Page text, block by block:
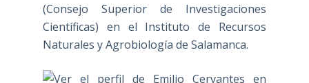
(Consejo Superior de Investigaciones
Científicas) en el Instituto de Recursos
Naturales y Agrobiología de Salamanca.